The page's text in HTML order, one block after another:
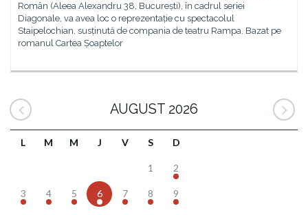
Român (Aleea Alexandru 38, București), în cadrul seriei
Diagonale, va avea loc o reprezentație cu spectacolul
Staipelochian, susținută de compania de teatru Rampa. Bazat pe
romanul Cartea Șoaptelor
AUGUST 2026
L M M J V S D
1 2
3 4 5 6 7 8 9